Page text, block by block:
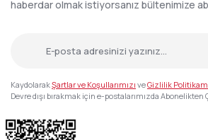
haberdar olmak istiyorsanız bültenimize
KaydolarakŞartlar ve Koşullarımızı veGizlilik
Devre dışı bırakmak için e-postalarımızda Abonelikten